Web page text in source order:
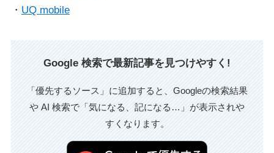
・ UQ mobile
Google 検索で最新記事を見つけやすく!
「優先するソース」に追加すると、Googleの検索結果
や AI 検索で「気になる、記になる…」が表示されや
すくなります。